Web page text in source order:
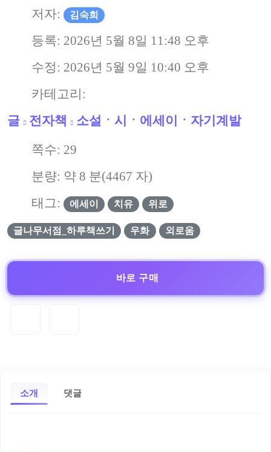
저자: 김숙희
등록: 2026년 5월 8일 11:48 오후
수정: 2026년 5월 9일 10:40 오후
카테고리:
글
전자책 소설ㆍ시ㆍ에세이ㆍ자기계발
쪽수: 29
분량: 약 8 분(4467 자)
태그:
에세이 치유 위로
글나무서점_하루책쓰기 우화 외로움
바로 구매
소개 댓글